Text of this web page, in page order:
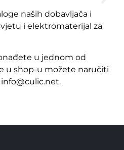
naših dobavljača i
i elektromaterijal za
u jednom od
u shop-u možete naručiti